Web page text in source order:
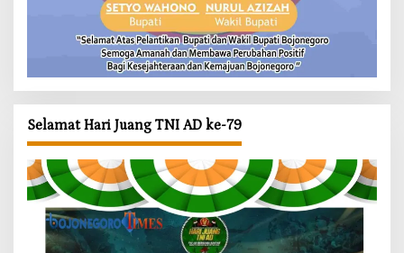
Selamat Hari Juang TNI AD ke-79